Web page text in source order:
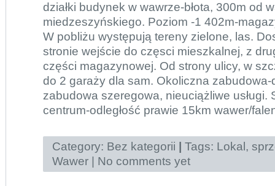
działki budynek w wawrze-błota, 300m od
miedzeszyńskiego. Poziom -1 402m-
W pobliżu występują tereny zielone, las.
stronie wejście do częsci mieszkalnej, z
części magazynowej. Od strony ulicy, w
do 2 garaży dla sam. Okoliczna
zabudowa szeregowa, nieuciążliwe usługi.
centrum-odległość prawie 15km wawer/
Category: Bez kategorii Tags: Lokal ,
Wawer
No comments yet